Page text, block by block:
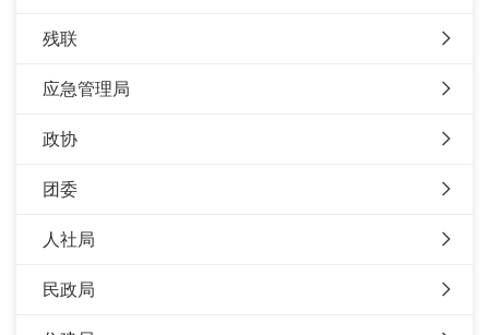
残联
应急管理局
政协
团委
人社局
民政局